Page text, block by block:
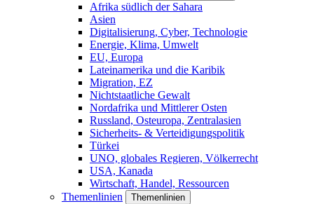
Afrika südlich der Sahara
Asien
Digitalisierung, Cyber, Technologie
Energie, Klima, Umwelt
EU, Europa
Lateinamerika und die Karibik
Migration, EZ
Nichtstaatliche Gewalt
Nordafrika und Mittlerer Osten
Russland, Osteuropa, Zentralasien
Sicherheits- & Verteidigungspolitik
Türkei
UNO, globales Regieren, Völkerrecht
USA, Kanada
Wirtschaft, Handel, Ressourcen
Themenlinien
Themenlinien